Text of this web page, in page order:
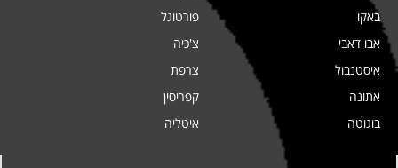
באקו
אבו דאבי
איסטנבול
אתונה
בוגוטה
פורטוגל
צ'כיה
צרפת
קפריסין
איטליה